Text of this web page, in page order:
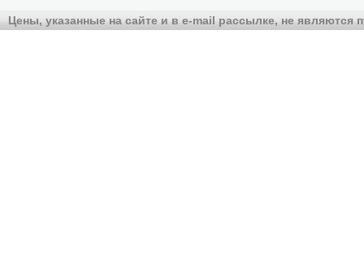
Цены, указанные на сайте и в e-mail рассылке, не являются